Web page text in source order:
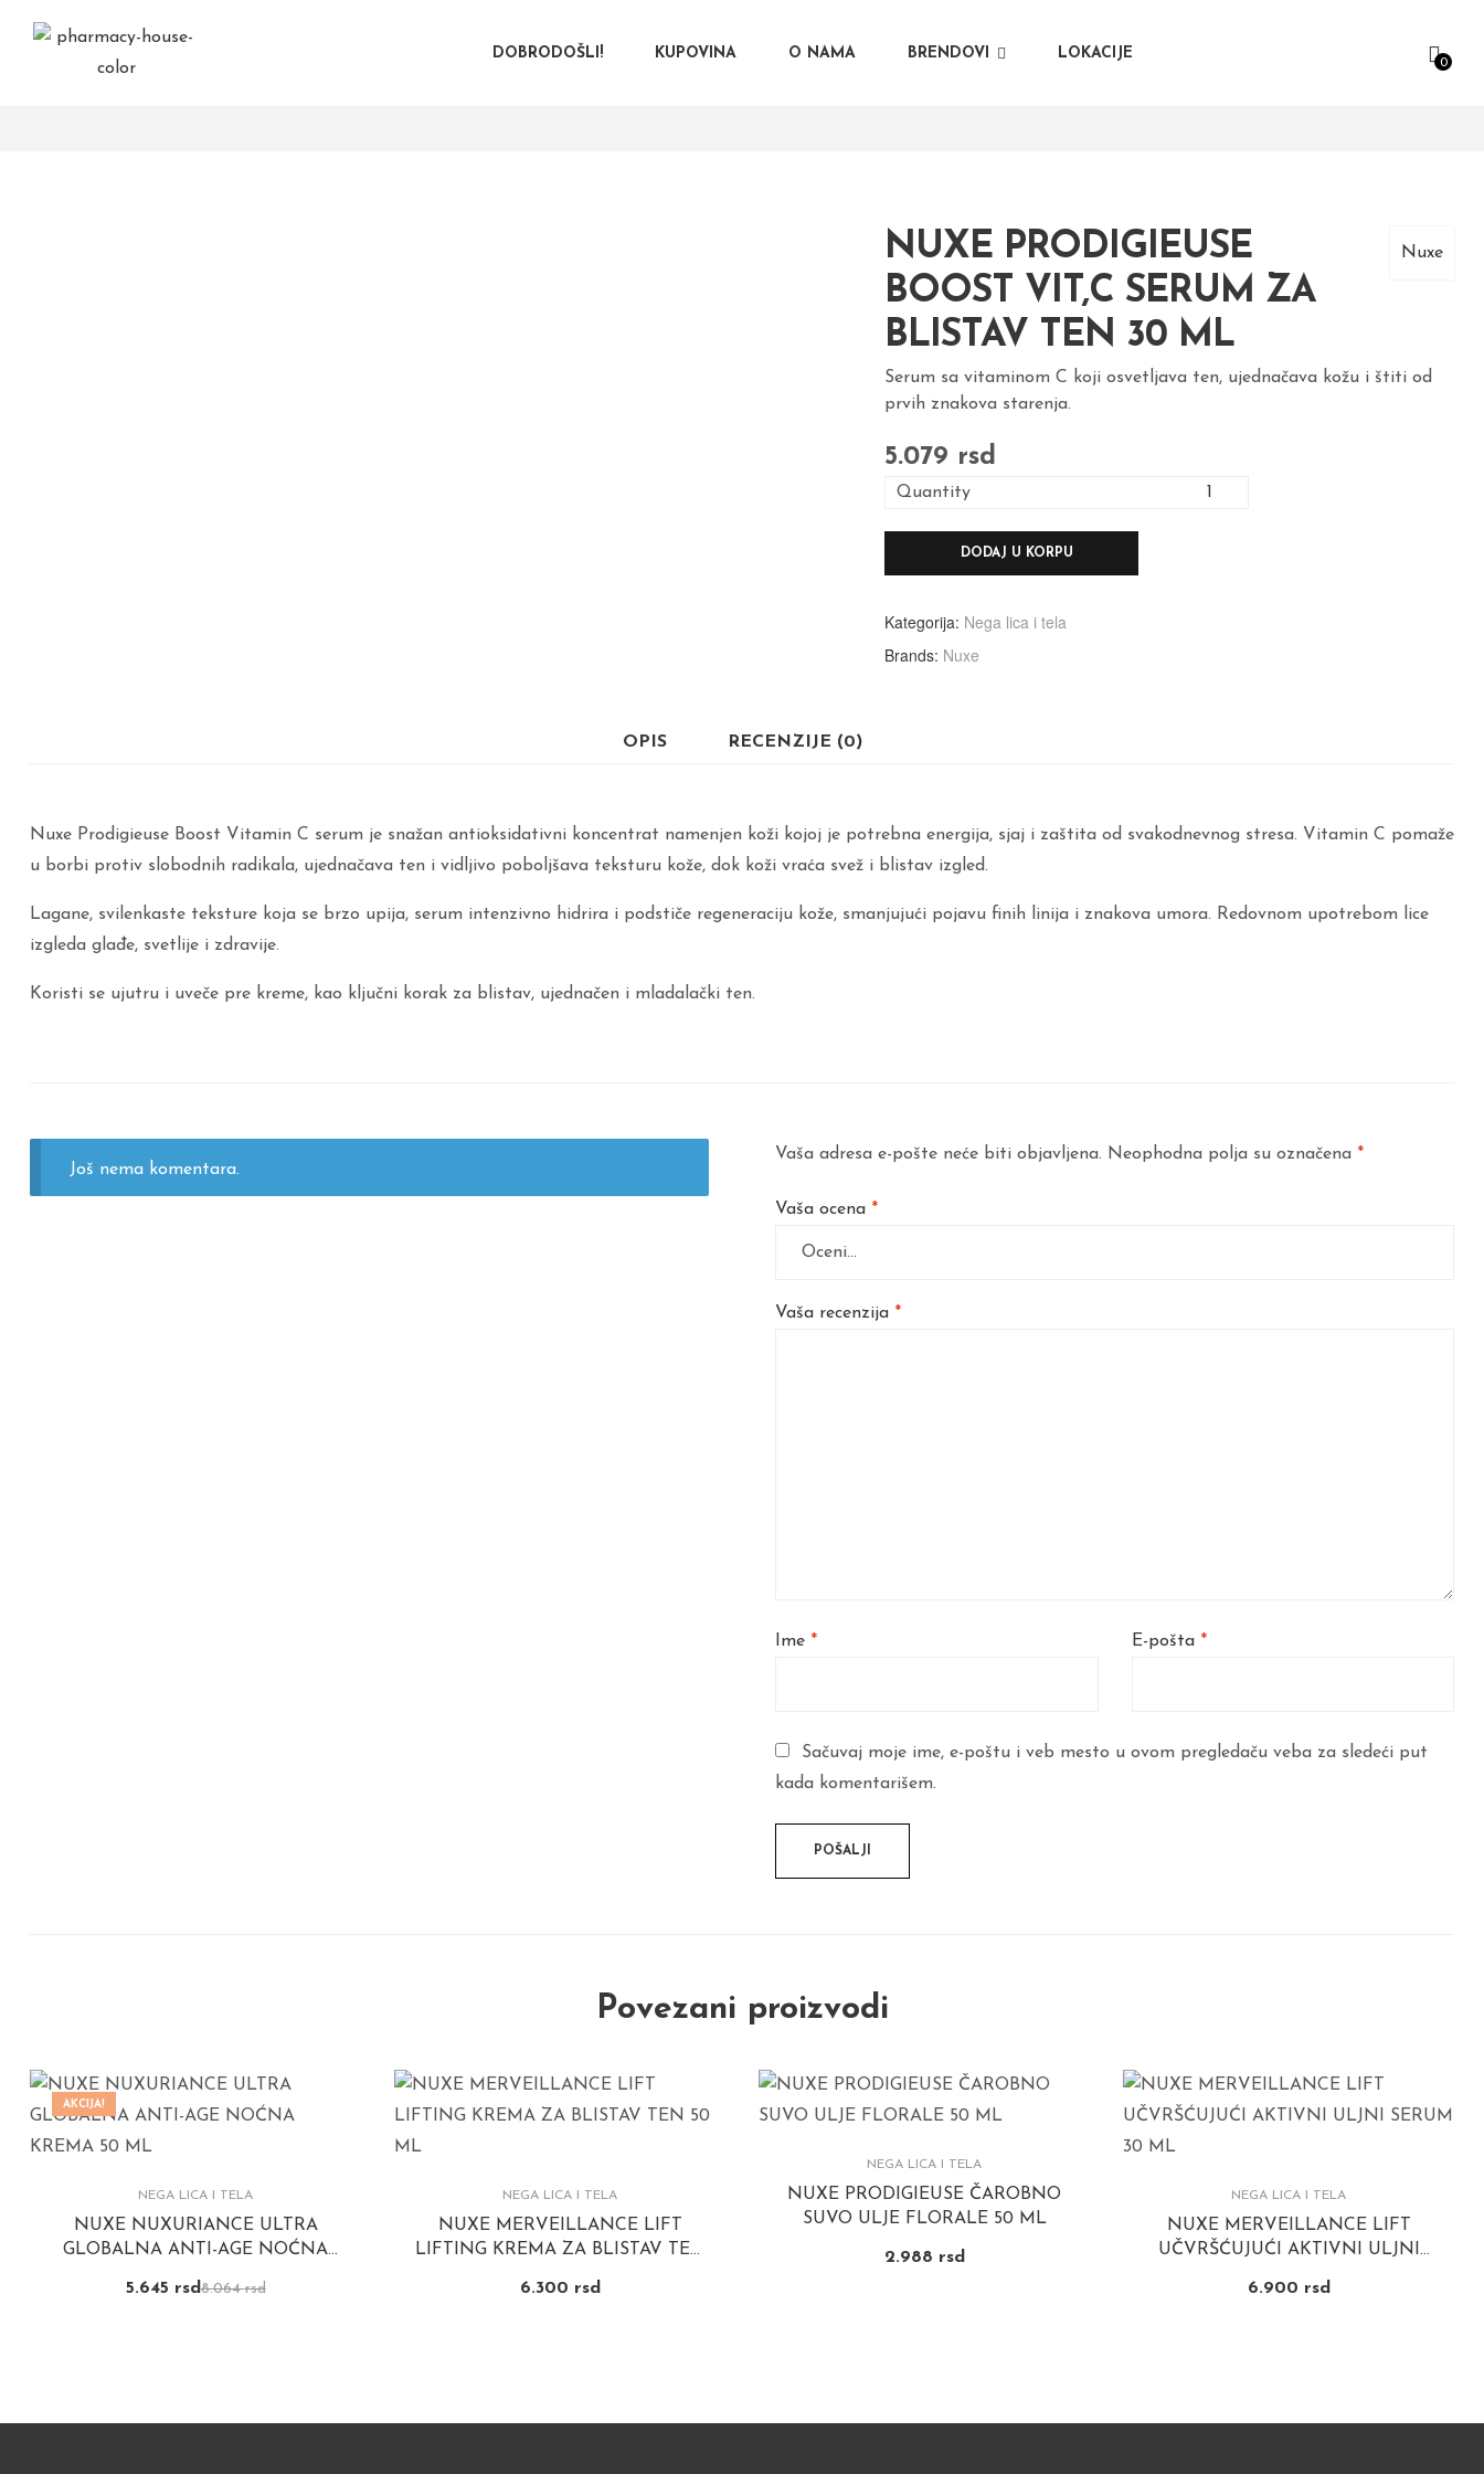
DOBRODOŠLI! KUPOVINA O NAMA BRENDOVI LOKACIJE
0
Nuxe
NUXE PRODIGIEUSE
BOOST VIT,C SERUM ZA
BLISTAV TEN 30 ML
Serum sa vitaminom C koji osvetljava ten, ujednačava kožu i štiti od
prvih znakova starenja.
5.079 rsd
Quantity
DODAJ U KORPU
Kategorija: Nega lica i tela
Brands: Nuxe
OPIS RECENZIJE (0)
Nuxe Prodigieuse Boost Vitamin C serum je snažan antioksidativni koncentrat namenjen koži kojoj je potrebna energija, sjaj i zaštita od svakodnevnog stresa. Vitamin C pomaže
u borbi protiv slobodnih radikala, ujednačava ten i vidljivo poboljšava teksturu kože, dok koži vraća svež i blistav izgled.
Lagane, svilenkaste teksture koja se brzo upija, serum intenzivno hidrira i podstiče regeneraciju kože, smanjujući pojavu finih linija i znakova umora. Redovnom upotrebom lice
izgleda glađe, svetlije i zdravije.
Koristi se ujutru i uveče pre kreme, kao ključni korak za blistav, ujednačen i mladalački ten.
Još nema komentara.
Vaša adresa e-pošte neće biti objavljena. Neophodna polja su označena *
Vaša ocena *
Vaša recenzija *
Ime * E-pošta *
Sačuvaj moje ime, e-poštu i veb mesto u ovom pregledaču veba za sledeći put
kada komentarišem.
Povezani proizvodi
AKCIJA!
NEGA LICA I TELA
NUXE NUXURIANCE ULTRA
GLOBALNA ANTI-AGE NOĆNA
8.064rsd
5.645 rsd
NEGA LICA I TELA
NUXE MERVEILLANCE LIFT
LIFTING KREMA ZA BLISTAV TEN
6.300 rsd
NEGA LICA I TELA
NUXE PRODIGIEUSE ČAROBNO
SUVO ULJE FLORALE 50 ML
2.988 rsd
NEGA LICA I TELA
NUXE MERVEILLANCE LIFT
UČVRŠĆUJUĆI AKTIVNI ULJNI
6.900 rsd